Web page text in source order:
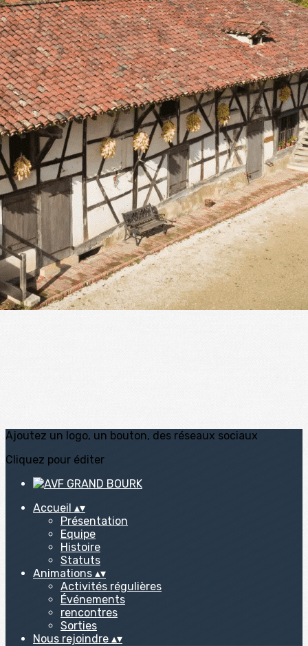
Exporter les lignes sélectionnées
Exporter toutes les colonnes
Exporter uniquement les colonnes affichées
Menu
?>
Images de la page d'accueil
Cliquez pour éditer
Ajoutez un logo, un bouton, des réseaux sociaux
Cliquez pour éditer
Accueil ▴▾
Présentation
Equipe
Histoire
Statuts
Animations ▴▾
Activités régulières
Événements
rencontres
Sorties
Nous rejoindre ▴▾